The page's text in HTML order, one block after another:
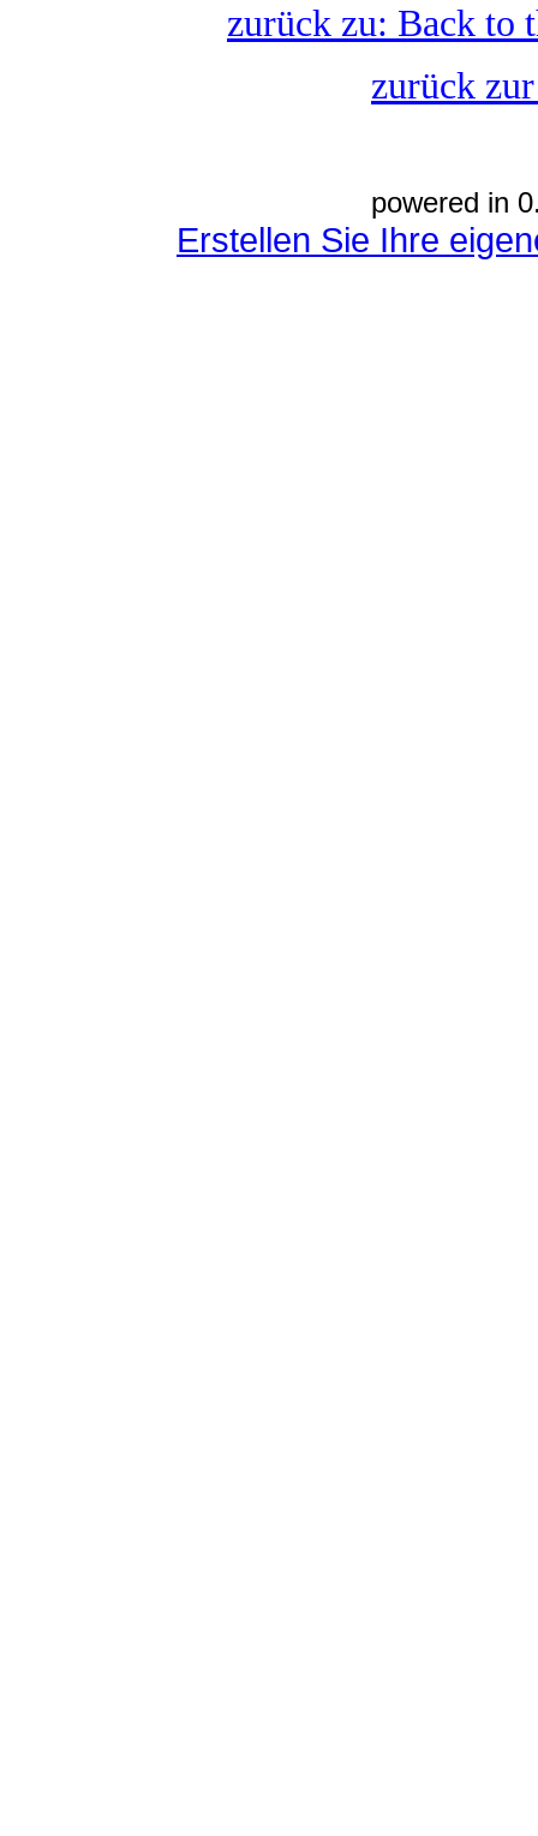
zurück zu: Back to
zurück
powered in
Erstellen Sie Ihre